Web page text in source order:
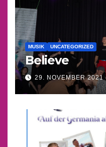
MUSIK UNCATEGORIZED
Believe
29. NOVEMBER 2021